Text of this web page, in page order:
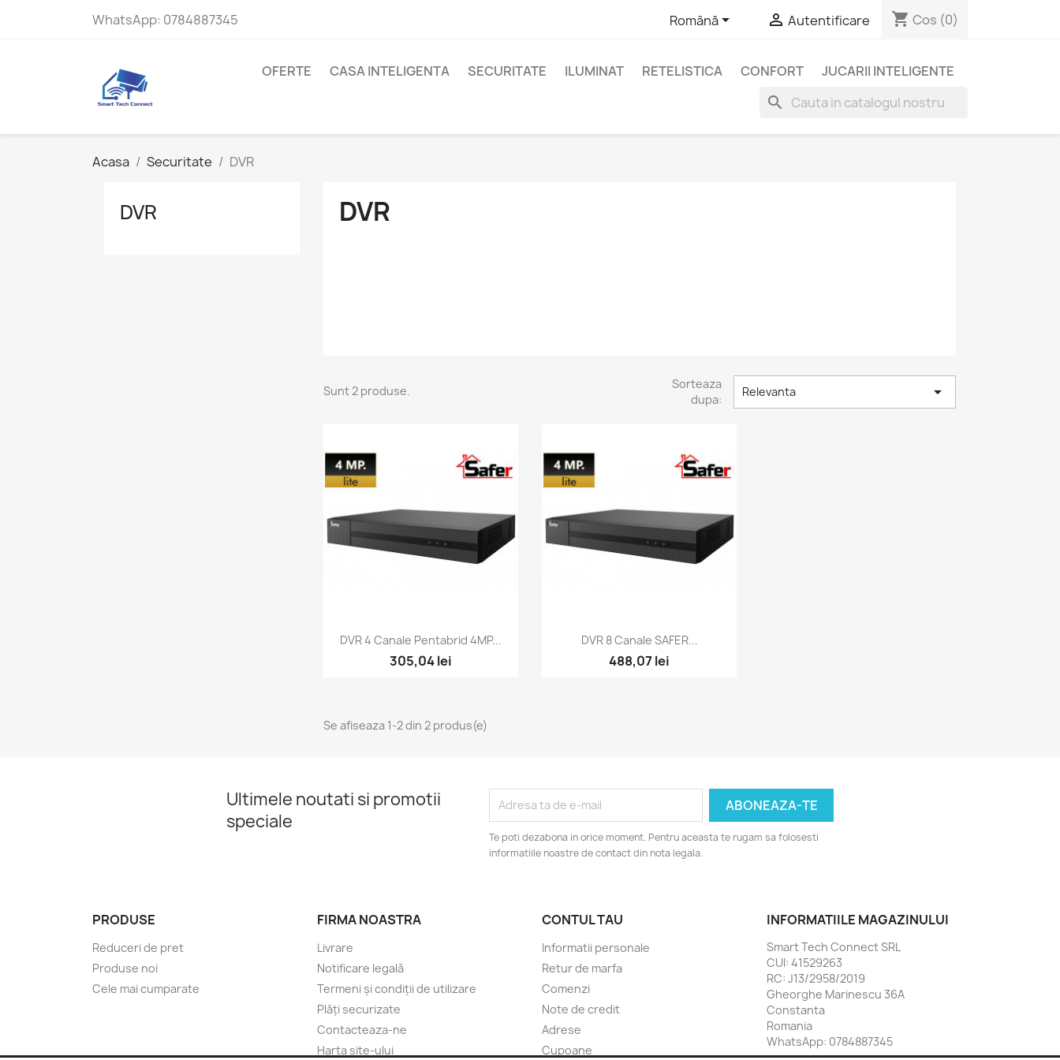
WhatsApp: 0784887345 Română  Autentificare shopping_cart Cos (0)
OFERTE CASA INTELIGENTA SECURITATE ILUMINAT RETELISTICA CONFORT JUCARII INTELIGENTE
search
Acasa Securitate DVR
DVR DVR
Sunt 2 produse.
Sorteaza
dupa:
Relevanta 
Vizualizare rapida
DVR 4 Canale Pentabrid 4MP...
305,04 lei
Vizualizare rapida
DVR 8 Canale SAFER...
488,07 lei
Se afiseaza 1-2 din 2 produs(e)
Ultimele noutati si promotii
speciale
Te poti dezabona in orice moment. Pentru aceasta te rugam sa folosesti
informatiile noastre de contact din nota legala.
PRODUSE
Reduceri de pret
Produse noi
Cele mai cumparate
FIRMA NOASTRA
Livrare
Notificare legală
Termeni și condiții de utilizare
Plăți securizate
Contacteaza-ne
Harta site-ului
CONTUL TAU
Informatii personale
Retur de marfa
Comenzi
Note de credit
Adrese
Cupoane
INFORMATIILE MAGAZINULUI
Smart Tech Connect SRL
CUI: 41529263
RC: J13/2958/2019
Gheorghe Marinescu 36A
Constanta
Romania
WhatsApp: 0784887345